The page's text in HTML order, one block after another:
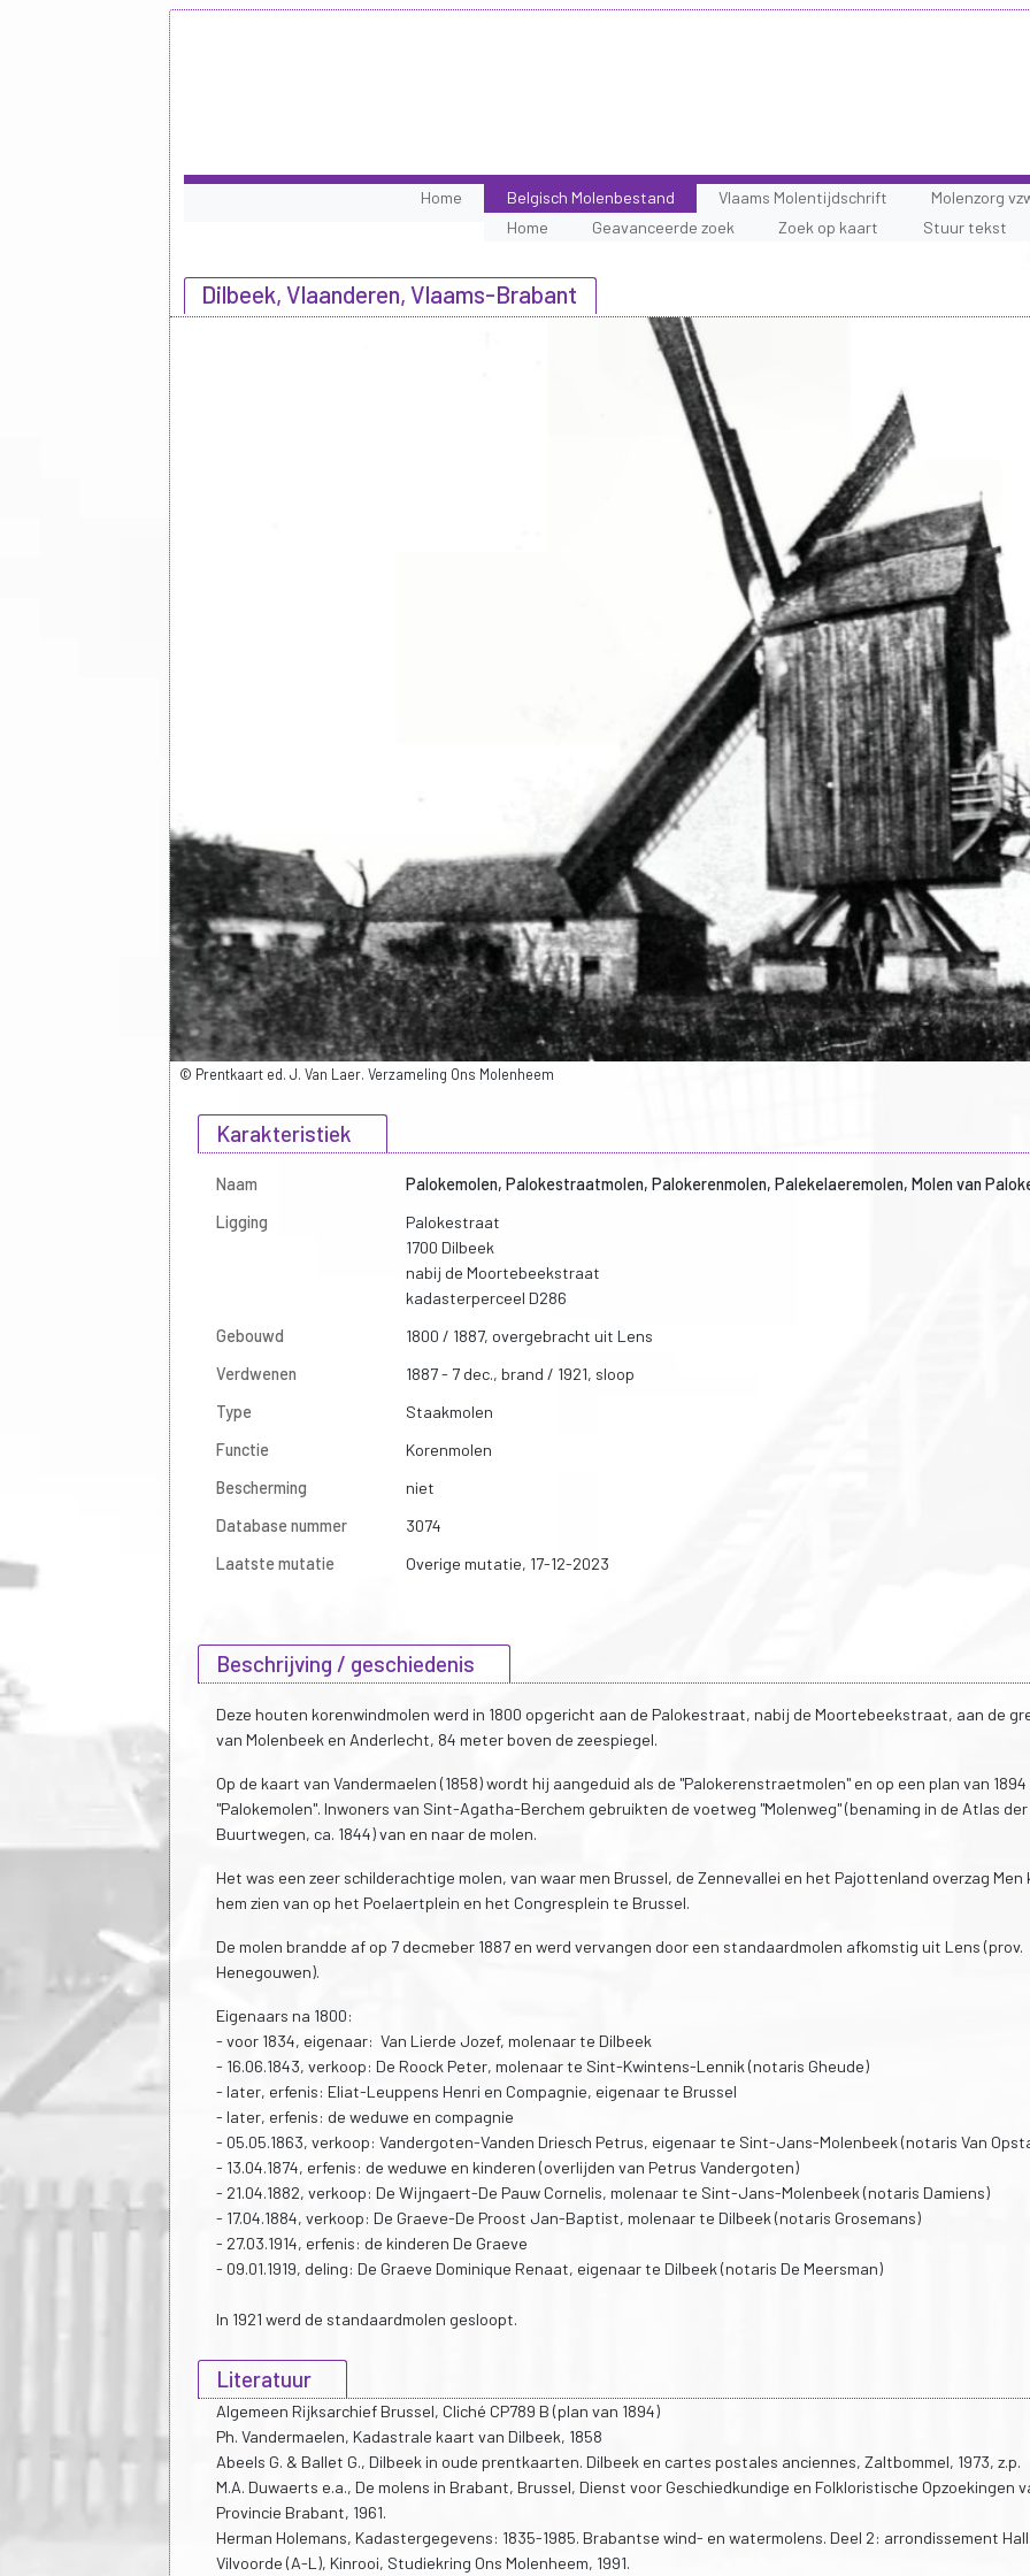
Home
Belgisch Molenbestand
Home
Geavanceerde zoek Zoek op kaart Stuur tekst
Vlaams Molentijdschrift Molenzorg
Dilbeek, Vlaanderen, Vlaams-Brabant
Karakteristiek
Naam
Palokemolen, Palokestraatmolen, Palokerenmolen, Palekelaeremolen, Molen van
Ligging
Palokestraat
1700 Dilbeek
nabij de Moortebeekstraat
kadasterperceel D286
Gebouwd
1800 / 1887, overgebracht uit Lens
Verdwenen
1887 - 7 dec., brand / 1921, sloop
Type
Staakmolen
Functie
Korenmolen
Bescherming
niet
Database nummer
3074
Laatste mutatie
Overige mutatie, 17-12-2023
© Prentkaart ed. J. Van Laer. Verzameling Ons Molenheem
Beschrijving / geschiedenis
Deze houten korenwindmolen werd in 1800 opgericht aan de Palokestraat, nabij de Moortebeekstraat, aan de
van Molenbeek en Anderlecht, 84 meter boven de zeespiegel.
Op de kaart van Vandermaelen (1858) wordt hij aangeduid als de "Palokerenstraetmolen" en op een plan van 1894
"Palokemolen". Inwoners van Sint-Agatha-Berchem gebruikten de voetweg "Molenweg" (benaming in de Atlas der
Buurtwegen, ca. 1844) van en naar de molen.
Het was een zeer schilderachtige molen, van waar men Brussel, de Zennevallei en het Pajottenland overzag Men
hem zien van op het Poelaertplein en het Congresplein te Brussel.
De molen brandde af op 7 decmeber 1887 en werd vervangen door een standaardmolen afkomstig uit Lens (prov.
Henegouwen).
Eigenaars na 1800:
- voor 1834, eigenaar: Van Lierde Jozef, molenaar te Dilbeek
- 16.06.1843, verkoop: De Roock Peter, molenaar te Sint-Kwintens-Lennik (notaris Gheude)
- later, erfenis: Eliat-Leuppens Henri en Compagnie, eigenaar te Brussel
- later, erfenis: de weduwe en compagnie
- 05.05.1863, verkoop: Vandergoten-Vanden Driesch Petrus, eigenaar te Sint-Jans-Molenbeek (notaris Van
- 13.04.1874, erfenis: de weduwe en kinderen (overlijden van Petrus Vandergoten)
- 21.04.1882, verkoop: De Wijngaert-De Pauw Cornelis, molenaar te Sint-Jans-Molenbeek (notaris Damiens)
- 17.04.1884, verkoop: De Graeve-De Proost Jan-Baptist, molenaar te Dilbeek (notaris Grosemans)
- 27.03.1914, erfenis: de kinderen De Graeve
- 09.01.1919, deling: De Graeve Dominique Renaat, eigenaar te Dilbeek (notaris De Meersman)
In 1921 werd de standaardmolen gesloopt.
Literatuur
Algemeen Rijksarchief Brussel, Cliché CP789 B (plan van 1894)
Ph. Vandermaelen, Kadastrale kaart van Dilbeek, 1858
Abeels G. & Ballet G., Dilbeek in oude prentkaarten. Dilbeek en cartes postales anciennes, Zaltbommel, 1973, z.p.
M.A. Duwaerts e.a., De molens in Brabant, Brussel, Dienst voor Geschiedkundige en Folkloristische Opzoekingen
Provincie Brabant, 1961.
Herman Holemans, Kadastergegevens: 1835-1985. Brabantse wind- en watermolens. Deel 2: arrondissement
Vilvoorde (A-L), Kinrooi, Studiekring Ons Molenheem, 1991.